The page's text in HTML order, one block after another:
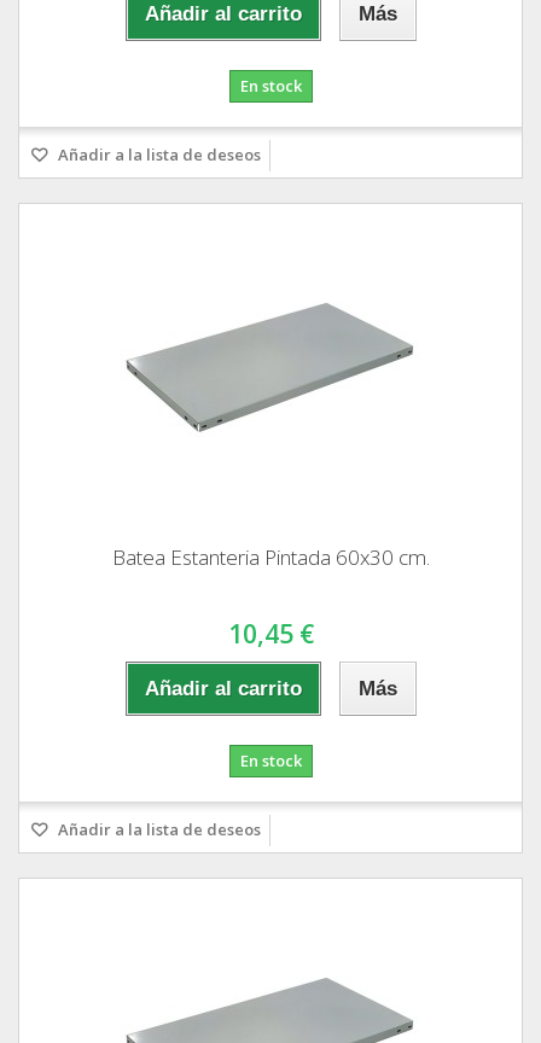
Añadir al carrito Más
En stock
Añadir a la lista de deseos
Batea Estanteria Pintada 60x30 cm.
10,45 €
Añadir al carrito Más
En stock
Añadir a la lista de deseos